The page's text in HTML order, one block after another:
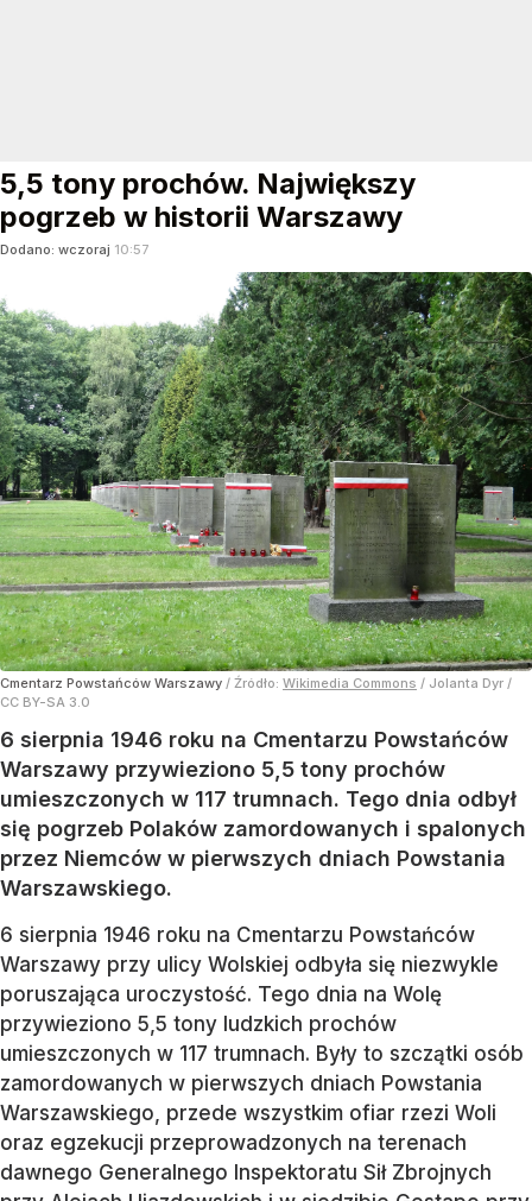
5,5 tony prochów. Największy
pogrzeb w historii Warszawy
Dodano: wczoraj 10:57
Cmentarz Powstańców Warszawy / Źródło: Wikimedia Commons / Jolanta Dyr /
CC BY-SA 3.0
6 sierpnia 1946 roku na Cmentarzu Powstańców
Warszawy przywieziono 5,5 tony prochów
umieszczonych w 117 trumnach. Tego dnia odbył
się pogrzeb Polaków zamordowanych i spalonych
przez Niemców w pierwszych dniach Powstania
Warszawskiego.
6 sierpnia 1946 roku na Cmentarzu Powstańców
Warszawy przy ulicy Wolskiej odbyła się niezwykle
poruszająca uroczystość. Tego dnia na Wolę
przywieziono 5,5 tony ludzkich prochów
umieszczonych w 117 trumnach. Były to szczątki osób
zamordowanych w pierwszych dniach Powstania
Warszawskiego, przede wszystkim ofiar rzezi Woli
oraz egzekucji przeprowadzonych na terenach
dawnego Generalnego Inspektoratu Sił Zbrojnych